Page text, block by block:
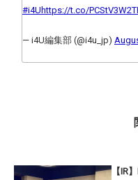
#i4U https://t.co/
— i4U編集部 (@i4u_jp)
【IR